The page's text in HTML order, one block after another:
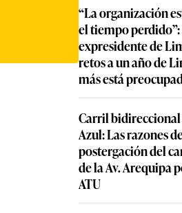
“La organización
el tiempo
expresidente de
retos a un año de
más está
Carril
Azul: Las razones
postergación del
de la Av. Arequipa
ATU